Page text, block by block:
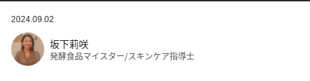
2024.09.02
坂下莉咲
発酵食品マイスター/スキンケア指導士